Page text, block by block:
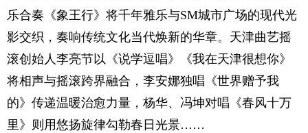
乐合奏《象王行》将千年雅乐与SM城市广场的现代光
影交织，奏响传统文化当代焕新的华章。天津曲艺摇
滚创始人李亮节以《说学逗唱》《我在天津很想你》
将相声与摇滚跨界融合，李安娜独唱《世界赠予我
的》传递温暖治愈力量，杨华、冯坤对唱《春风十万
里》则用悠扬旋律勾勒春日光景……